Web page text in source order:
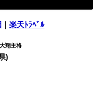
｜ 楽天ﾄﾗﾍﾞﾙ
翔主将
)